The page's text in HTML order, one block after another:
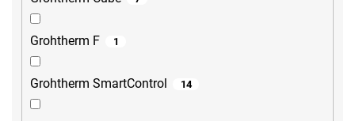
Grohtherm F 1
Grohtherm SmartControl 14